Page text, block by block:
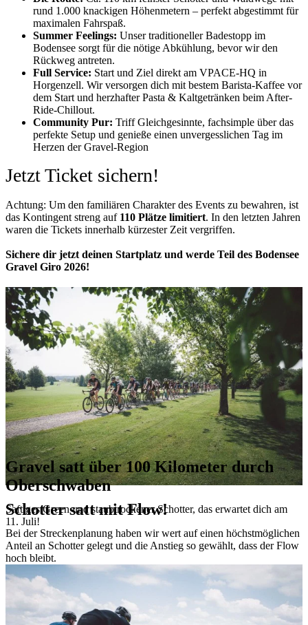
rund 1.000 knackigen Höhenmetern – perfekt abgestimmt für
maximalen Fahrspaß.
Summer Feelings: Unser traditioneller Badestopp im
Bodensee sorgt für die nötige Abkühlung, bevor wir den
Rückweg antreten.
Full Service: Start und Ziel direkt am VPACE-HQ in
Horgenzell. Wir versorgen dich mit bestem Barista-Kaffee vor
dem Start und herzhafter Pasta & Kaltgetränken beim After-
Ride-Chillout.
Community Pur: Triff Gleichgesinnte, fachsimple über das
perfekte Setup und genieße einen unvergesslichen Tag im
Herzen der Gravel-Region
Jetzt Ticket sichern!
Achtung: Um den familiären Charakter des Events zu bewahren, ist
das Kontingent streng auf 110 Plätze limitiert. In den letzten Jahren
waren die Tickets innerhalb kürzester Zeit vergriffen.
Sichere dir jetzt deinen Startplatz und werde Teil des Bodensee
Gravel Giro 2026!
Gravel satt über 100 Kilometer durch
Oberschwaben
Saftiges Green und staubtrockener Schotter, das erwartet dich am
11. Juli!
Schotter satt mit Flow!
Bei der Streckenplanung haben wir wert auf einen höchstmöglichen
Anteil an Schotter gelegt und die Anstieg so gewählt, dass der Flow
hoch bleibt.